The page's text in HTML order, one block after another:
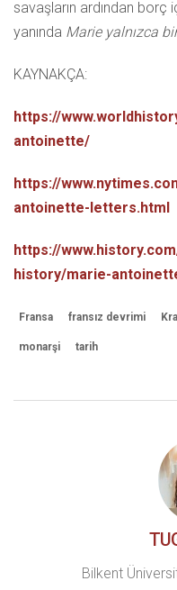
savaşların ardından borç
yanında Marie yalnızca
KAYNAKÇA:
https://
antoinette/
https://
antoinette-letters.html
https://
history/marie-
Fransa fransız devrimi
monarşi tarih
Bilkent